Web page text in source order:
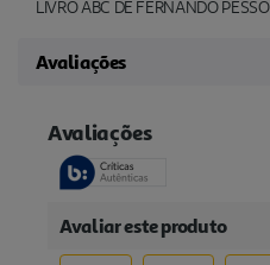
LIVRO ABC DE FERNANDO
Avaliações